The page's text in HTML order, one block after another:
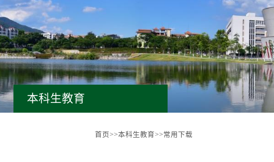
本科生教育
首页>>本科生教育>>常用下载